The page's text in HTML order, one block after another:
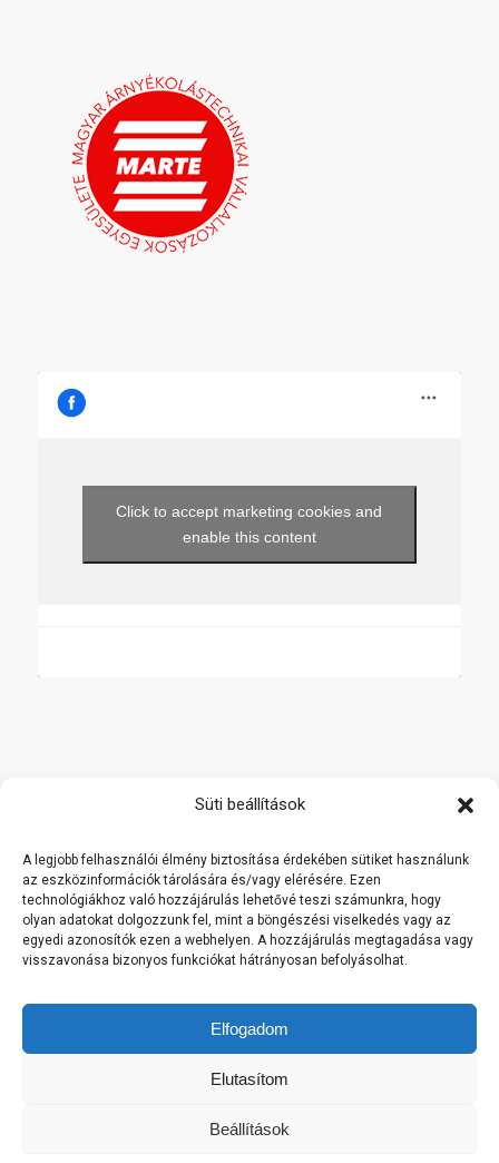
Süti beállítások
A legjobb felhasználói élmény biztosítása érdekében sütiket használunk
az eszközinformációk tárolására és/vagy elérésére. Ezen
technológiákhoz való hozzájárulás lehetővé teszi számunkra, hogy
olyan adatokat dolgozzunk fel, mint a böngészési viselkedés vagy az
egyedi azonosítók ezen a webhelyen. A hozzájárulás megtagadása vagy
visszavonása bizonyos funkciókat hátrányosan befolyásolhat.
Elfogadom
Elutasítom
Beállítások
Click to accept marketing cookies and
enable this content
Rólunk
Referenciák
Kapcsolat
Viszonteladóknak
Cookie Policy
other important news. It also got a modal window now! Click